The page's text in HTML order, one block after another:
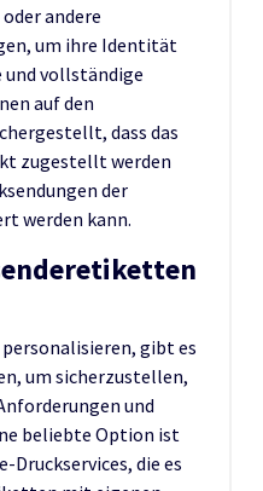
andere
um ihre Identität
und vollständige
auf den
dass das
zugestellt werden
der
werden kann.
gibt es
um sicherzustellen,
und
beliebte Option ist
Druckservices, die es